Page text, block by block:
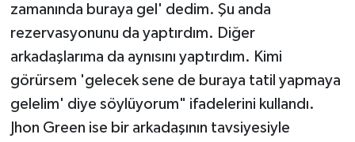
zamanında buraya gel' dedim. Şu anda
rezervasyonunu da yaptırdım. Diğer
arkadaşlarıma da aynısını yaptırdım. Kimi
görürsem 'gelecek sene de buraya tatil yapmaya
gelelim' diye söylüyorum" ifadelerini kullandı.
Jhon Green ise bir arkadaşının tavsiyesiyle